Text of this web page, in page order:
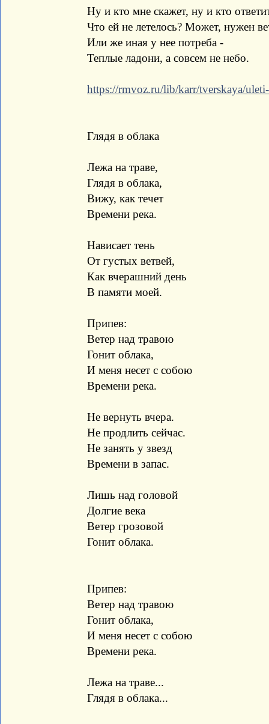
Ну и кто мне скажет, ну и кто
Что ей не летелось? Может, нужен
Или же иная у нее потреба -
Теплые ладони, а совсем не небо.
https://rmvoz.ru/lib/karr/tverskaya/
Глядя в облака
Лежа на траве,
Глядя в облака,
Вижу, как течет
Времени река.
Нависает тень
От густых ветвей,
Как вчерашний день
В памяти моей.
Припев:
Ветер над травою
Гонит облака,
И меня несет с собою
Времени река.
Не вернуть вчера.
Не продлить сейчас.
Не занять у звезд
Времени в запас.
Лишь над головой
Долгие века
Ветер грозовой
Гонит облака.
Припев:
Ветер над травою
Гонит облака,
И меня несет с собою
Времени река.
Лежа на траве...
Глядя в облака...